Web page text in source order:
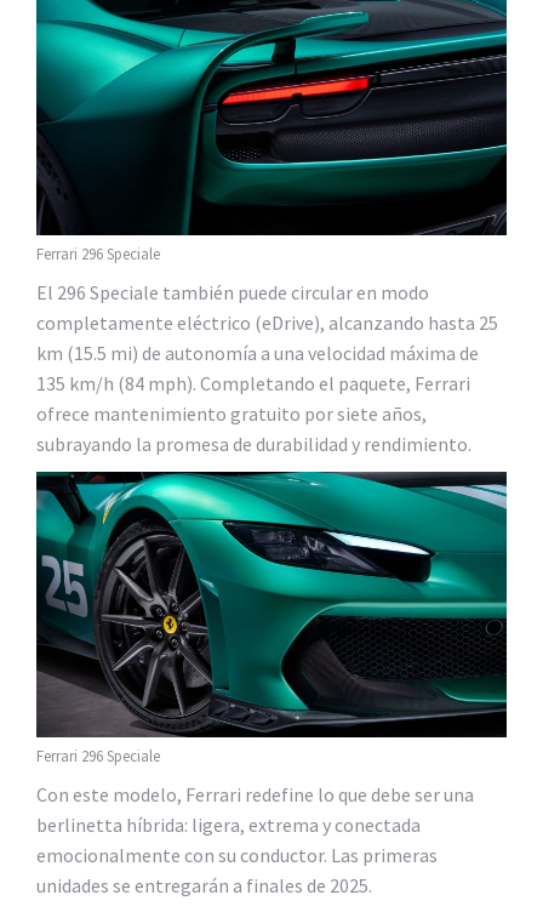
Ferrari 296 Speciale
El 296 Speciale también puede circular en modo
completamente eléctrico (eDrive), alcanzando hasta 25
km (15.5 mi) de autonomía a una velocidad máxima de
135 km/h (84 mph). Completando el paquete, Ferrari
ofrece mantenimiento gratuito por siete años,
subrayando la promesa de durabilidad y rendimiento.
Ferrari 296 Speciale
Con este modelo, Ferrari redefine lo que debe ser una
berlinetta híbrida: ligera, extrema y conectada
emocionalmente con su conductor. Las primeras
unidades se entregarán a finales de 2025.